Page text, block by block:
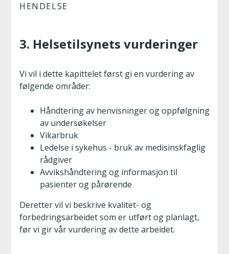
HENDELSE
3. Helsetilsynets vurderinger
Vi vil i dette kapittelet først gi en vurdering av
følgende områder:
Håndtering av henvisninger og oppfølgning
av undersøkelser
Vikarbruk
Ledelse i sykehus - bruk av medisinskfaglig
rådgiver
Avvikshåndtering og informasjon til
pasienter og pårørende
Deretter vil vi beskrive kvalitet- og
forbedringsarbeidet som er utført og planlagt,
før vi gir vår vurdering av dette arbeidet.